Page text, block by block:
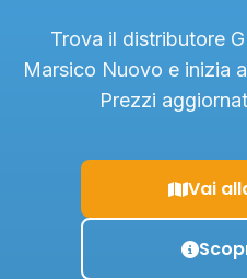
Trova il distributore
Marsico Nuovo e inizia
Prezzi
Vai